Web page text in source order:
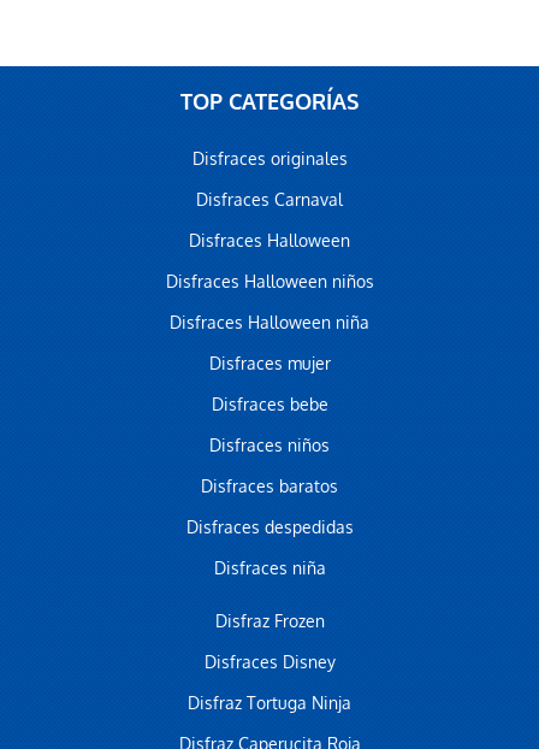
TOP CATEGORÍAS
Disfraces originales
Disfraces Carnaval
Disfraces Halloween
Disfraces Halloween niños
Disfraces Halloween niña
Disfraces mujer
Disfraces bebe
Disfraces niños
Disfraces baratos
Disfraces despedidas
Disfraces niña
Disfraz Frozen
Disfraces Disney
Disfraz Tortuga Ninja
Disfraz Caperucita Roja